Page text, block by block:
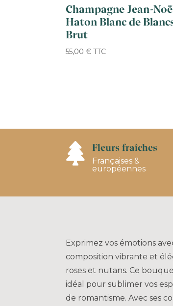
Champagne Jean-
Haton Blanc de
Brut
55,00€ TTC
 Fleurs fraîches
Françaises &
européennes
Exprimez vos émotions
composition vibrante et
roses et nutans. Ce
idéal pour sublimer vos
de romantisme. Avec ses